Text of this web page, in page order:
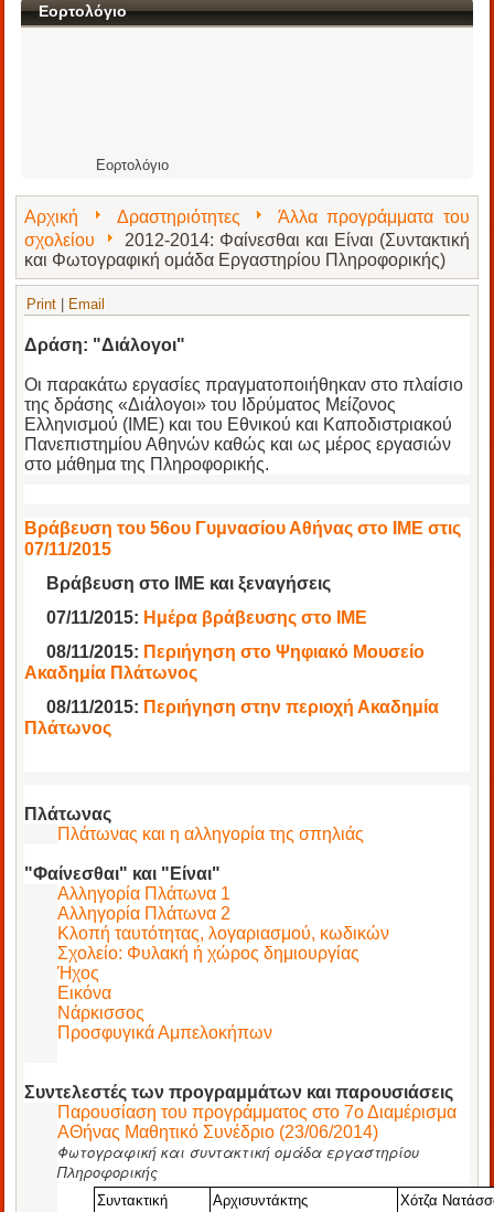
Εορτολόγιο
Εορτολόγιο
Αρχική Δραστηριότητες
Άλλα προγράμματα του
σχολείου
2012-2014: Φαίνεσθαι και Είναι (Συντακτική
και Φωτογραφική ομάδα Εργαστηρίου Πληροφορικής)
Print Email
Δράση: "Διάλογοι"
Οι παρακάτω εργασίες πραγματοποιήθηκαν στο πλαίσιο
της δράσης «Διάλογοι» του Ιδρύματος Μείζονος
Ελληνισμού (ΙΜΕ) και του Εθνικού και Καποδιστριακού
Πανεπιστημίου Αθηνών καθώς και ως μέρος εργασιών
στο μάθημα της Πληροφορικής.
Βράβευση του 56ου Γυμνασίου Αθήνας στο ΙΜΕ στις
07/11/2015
Βράβευση στο ΙΜΕ και ξεναγήσεις
07/11/2015: Ημέρα βράβευσης στο ΙΜΕ
08/11/2015: Περιήγηση στο Ψηφιακό Μουσείο
Ακαδημία Πλάτωνος
08/11/2015: Περιήγηση στην περιοχή Ακαδημία
Πλάτωνος
Πλάτωνας
Πλάτωνας και η αλληγορία της σπηλιάς
"Φαίνεσθαι" και "Είναι"
Αλληγορία Πλάτωνα 1
Αλληγορία Πλάτωνα 2
Κλοπή ταυτότητας, λογαριασμού, κωδικών
Σχολείο: Φυλακή ή χώρος δημιουργίας
Ήχος
Εικόνα
Νάρκισσος
Προσφυγικά Αμπελοκήπων
Συντελεστές των προγραμμάτων και παρουσιάσεις
Παρουσίαση του προγράμματος στο 7ο Διαμέρισμα
ΑΘήνας Μαθητικό Συνέδριο (23/06/2014)
Φωτογραφική και συντακτική ομάδα εργαστηρίου
Πληροφορικής
Συντακτική
Αρχισυντάκτης
Χότζα